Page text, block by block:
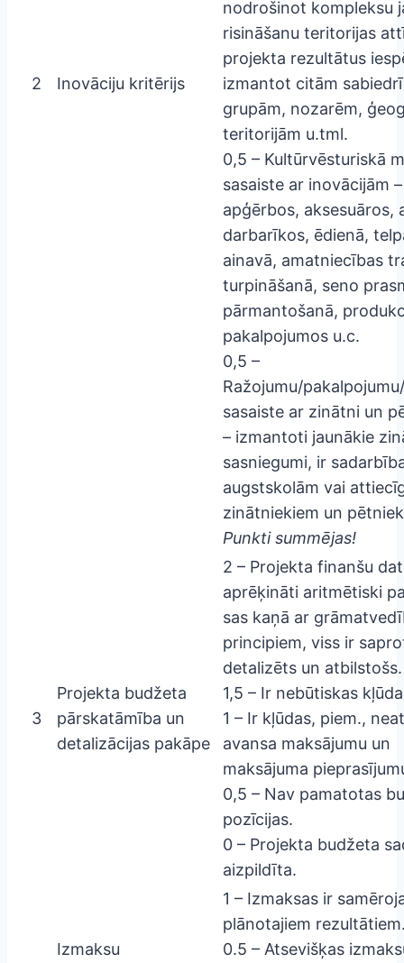
2 Inovāciju kritērijs
nodrošinot kompleksu
risināšanu teritorijas
projekta rezultātus
izmantot citām
grupām, nozarēm,
teritorijām u.tml.
0,5 – Kultūrvēsturiskā
sasaiste ar inovācijām –
apģērbos, aksesuāros,
darbarīkos, ēdienā,
ainavā, amatniecības
turpināšanā, seno
pārmantošanā,
pakalpojumos u.c.
0,5 –
Ražojumu/
sasaiste ar zinātni un
– izmantoti jaunākie
sasniegumi, ir
augstskolām vai
zinātniekiem un
Punkti summējas!
3
Projekta budžeta
pārskatāmība un
detalizācijas pakāpe
2 – Projekta finanšu
aprēķināti aritmētiski
sas kaņā ar
principiem, viss ir
detalizēts un atbilstošs.
1,5 – Ir nebūtiskas
1 – Ir kļūdas, piem.,
avansa maksājumu un
maksājuma
0,5 – Nav pamatotas
pozīcijas.
0 – Projekta budžeta
aizpildīta.
Izmaksu
1 – Izmaksas ir
plānotajiem
0.5 – Atsevišķas